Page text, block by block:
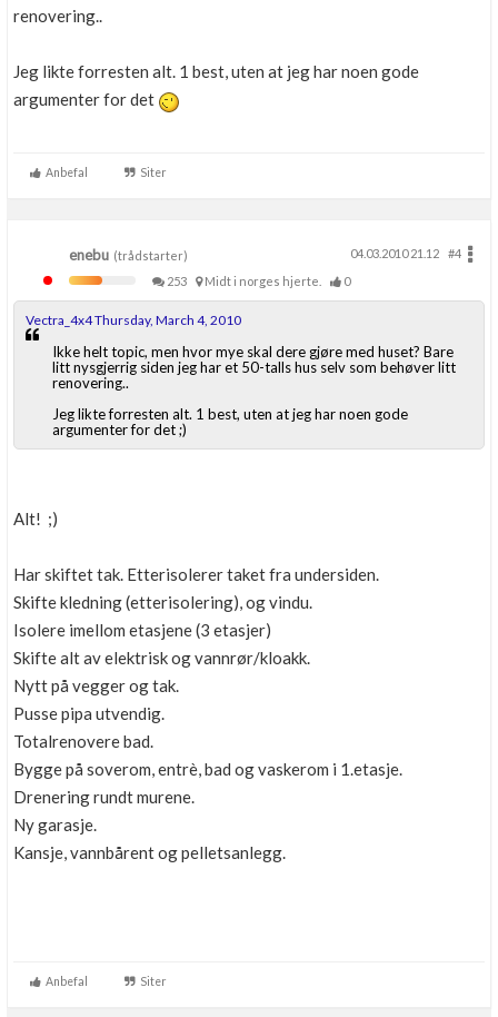
renovering..
Jeg likte forresten alt. 1 best, uten at jeg har noen gode
argumenter for det
Anbefal Siter
enebu (trådstarter) 04.03.2010 21.12
#4
253
Midt i norges hjerte. 0
Vectra_4x4 Thursday, March 4, 2010
Ikke helt topic, men hvor mye skal dere gjøre med huset? Bare
litt nysgjerrig siden jeg har et 50-talls hus selv som behøver litt
renovering..
Jeg likte forresten alt. 1 best, uten at jeg har noen gode
argumenter for det ;)
Alt! ;)
Har skiftet tak. Etterisolerer taket fra undersiden.
Skifte kledning (etterisolering), og vindu.
Isolere imellom etasjene (3 etasjer)
Skifte alt av elektrisk og vannrør/kloakk.
Nytt på vegger og tak.
Pusse pipa utvendig.
Totalrenovere bad.
Bygge på soverom, entrè, bad og vaskerom i 1.etasje.
Drenering rundt murene.
Ny garasje.
Kansje, vannbårent og pelletsanlegg.
Anbefal Siter